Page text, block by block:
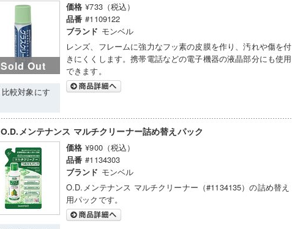
Sold Out
比較対象にす
価格 ¥733（税込）
品番 #1109122
ブランド モンベル
レンズ、フレームに強力なフッ素の皮膜を作り、汚れや傷を付
きにくくします。携帯電話などの電子機器の液晶部分にも使用
できます。
O.D.メンテナンス マルチクリーナー詰め替えパック
価格 ¥900（税込）
品番 #1134303
ブランド モンベル
O.D.メンテナンス マルチクリーナー（#1134135）の詰め替え
用パックです。